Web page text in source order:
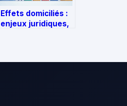
Effets domiciliés :
enjeux juridiques,